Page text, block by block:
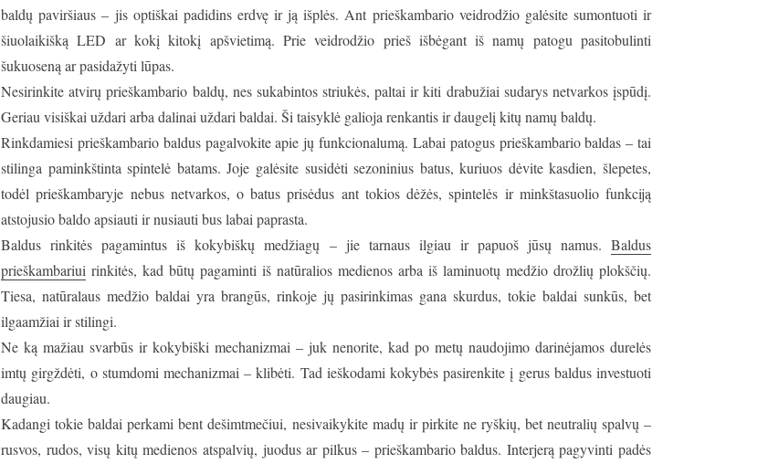
baldų paviršiaus – jis optiškai padidins erdvę ir ją išplės. Ant prieškambario veidrodžio galėsite sumontuoti ir
šiuolaikišką LED ar kokį kitokį apšvietimą. Prie veidrodžio prieš išbėgant iš namų patogu pasitobulinti
šukuoseną ar pasidažyti lūpas.
Nesirinkite atvirų prieškambario baldų, nes sukabintos striukės, paltai ir kiti drabužiai sudarys netvarkos įspūdį.
Geriau visiškai uždari arba dalinai uždari baldai. Ši taisyklė galioja renkantis ir daugelį kitų namų baldų.
Rinkdamiesi prieškambario baldus pagalvokite apie jų funkcionalumą. Labai patogus prieškambario baldas – tai
stilinga paminkštinta spintelė batams. Joje galėsite susidėti sezoninius batus, kuriuos dėvite kasdien, šlepetes,
todėl prieškambaryje nebus netvarkos, o batus prisėdus ant tokios dėžės, spintelės ir minkštasuolio funkciją
atstojusio baldo apsiauti ir nusiauti bus labai paprasta.
Baldus rinkitės pagamintus iš kokybiškų medžiagų – jie tarnaus ilgiau ir papuoš jūsų namus. Baldus
prieškambariui rinkitės, kad būtų pagaminti iš natūralios medienos arba iš laminuotų medžio drožlių plokščių.
Tiesa, natūralaus medžio baldai yra brangūs, rinkoje jų pasirinkimas gana skurdus, tokie baldai sunkūs, bet
ilgaamžiai ir stilingi.
Ne ką mažiau svarbūs ir kokybiški mechanizmai – juk nenorite, kad po metų naudojimo darinėjamos durelės
imtų girgždėti, o stumdomi mechanizmai – klibėti. Tad ieškodami kokybės pasirenkite į gerus baldus investuoti
daugiau.
Kadangi tokie baldai perkami bent dešimtmečiui, nesivaikykite madų ir pirkite ne ryškių, bet neutralių spalvų –
rusvos, rudos, visų kitų medienos atspalvių, juodus ar pilkus – prieškambario baldus. Interjerą pagyvinti padės